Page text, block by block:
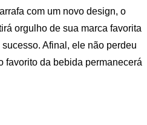
com um novo design, o
orgulho de sua marca favorita
Afinal, ele não perdeu
favorito da bebida permanecerá